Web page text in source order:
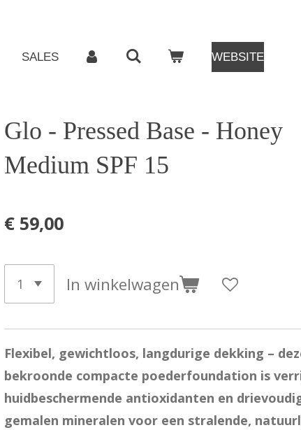
SALES WEBSITE
Glo - Pressed Base - Honey
Medium SPF 15
€ 59,00
In winkelwagen
Flexibel, gewichtloos, langdurige dekking –
bekroonde compacte poederfoundation is
huidbeschermende antioxidanten en
gemalen mineralen voor een stralende,